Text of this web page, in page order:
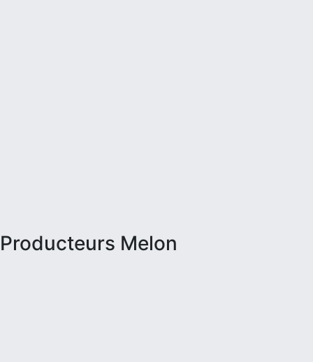
Producteurs Melon